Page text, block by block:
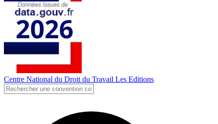
Centre National du Droit du Travail Les Editions